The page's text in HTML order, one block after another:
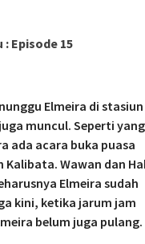
Episode 15
Elmeira di stasiun
muncul. Seperti yang
ada acara buka puasa
Wawan dan
Elmeira sudah
kini, ketika jarum jam
belum juga pulang.